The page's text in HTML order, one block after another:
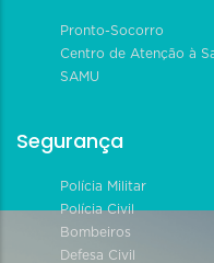
Pronto-Socorro
Centro de Atenção à
SAMU
Segurança
Polícia Militar
Polícia Civil
Bombeiros
Defesa Civil